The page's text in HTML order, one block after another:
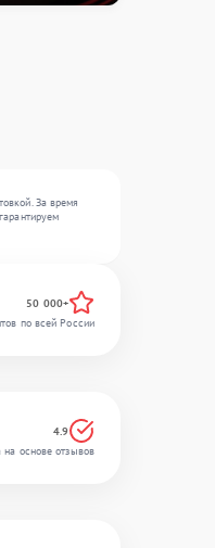
За время
50 000+
по всей России
4.9
на основе отзывов